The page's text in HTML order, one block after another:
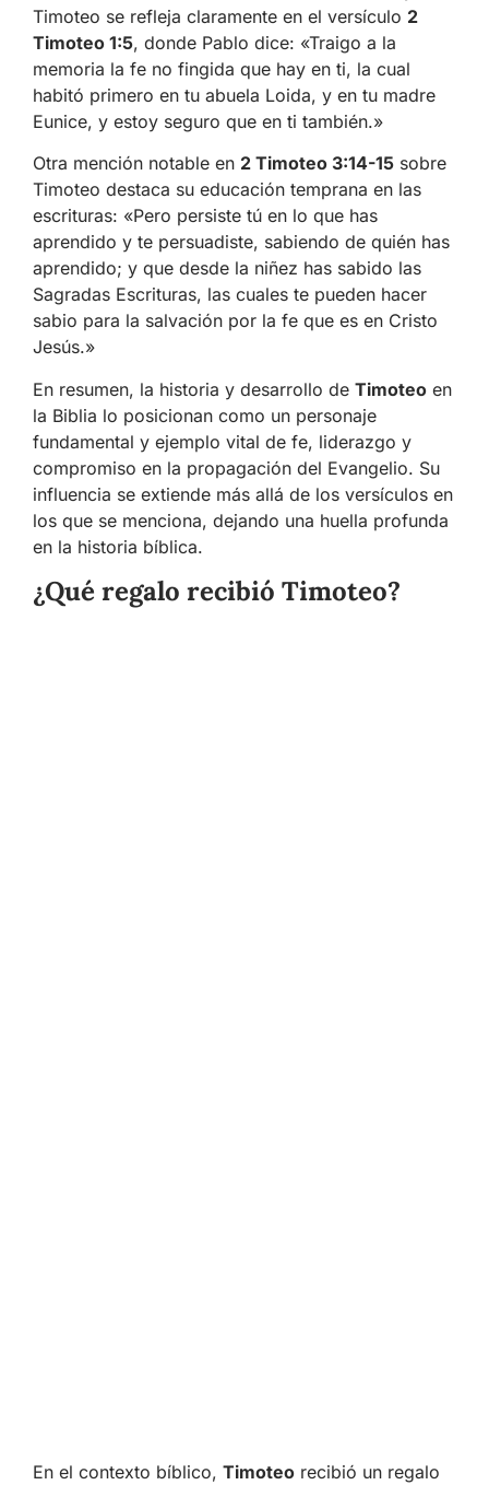
Timoteo se refleja claramente en el versículo 2
Timoteo 1:5, donde Pablo dice: «Traigo a la
memoria la fe no fingida que hay en ti, la cual
habitó primero en tu abuela Loida, y en tu madre
Eunice, y estoy seguro que en ti también.»
Otra mención notable en 2 Timoteo 3:14-15 sobre
Timoteo destaca su educación temprana en las
escrituras: «Pero persiste tú en lo que has
aprendido y te persuadiste, sabiendo de quién has
aprendido; y que desde la niñez has sabido las
Sagradas Escrituras, las cuales te pueden hacer
sabio para la salvación por la fe que es en Cristo
Jesús.»
En resumen, la historia y desarrollo de Timoteo en
la Biblia lo posicionan como un personaje
fundamental y ejemplo vital de fe, liderazgo y
compromiso en la propagación del Evangelio. Su
influencia se extiende más allá de los versículos en
los que se menciona, dejando una huella profunda
en la historia bíblica.
¿Qué regalo recibió Timoteo?
En el contexto bíblico, Timoteo recibió un regalo